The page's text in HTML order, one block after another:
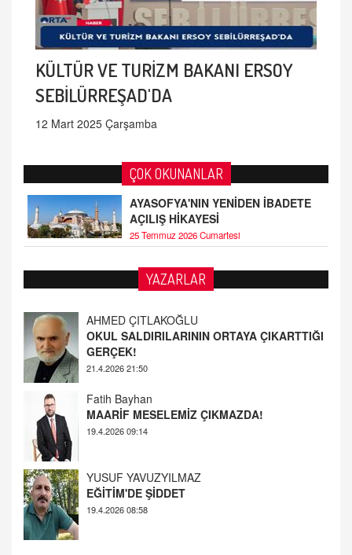
KÜLTÜR VE TURİZM BAKANI ERSOY
SEBİLÜRREŞAD'DA
12 Mart 2025 Çarşamba
ÇOK OKUNANLAR
AYASOFYA'NIN YENİDEN İBADETE
AÇILIŞ HİKAYESİ
25 Temmuz 2026 Cumartesi
YAZARLAR
Fatih Bayhan
MAARİF MESELEMİZ ÇIKMAZDA!
19.4.2026 09:14
YUSUF YAVUZYILMAZ
EĞİTİM'DE ŞİDDET
19.4.2026 08:58
AHMED ÇITLAKOĞLU
OKUL SALDIRILARININ ORTAYA ÇIKARTTIĞI
GERÇEK!